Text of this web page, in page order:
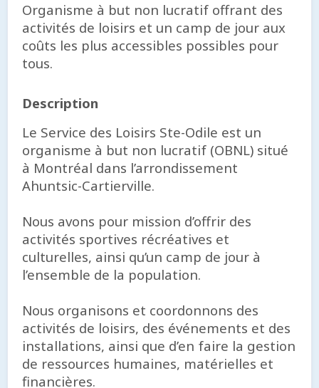
Organisme à but non lucratif offrant des
activités de loisirs et un camp de jour aux
coûts les plus accessibles possibles pour
tous.
Description
Le Service des Loisirs Ste-Odile est un
organisme à but non lucratif (OBNL) situé
à Montréal dans l’arrondissement
Ahuntsic-Cartierville.
Nous avons pour mission d’offrir des
activités sportives récréatives et
culturelles, ainsi qu’un camp de jour à
l’ensemble de la population.
Nous organisons et coordonnons des
activités de loisirs, des événements et des
installations, ainsi que d’en faire la gestion
de ressources humaines, matérielles et
financières.